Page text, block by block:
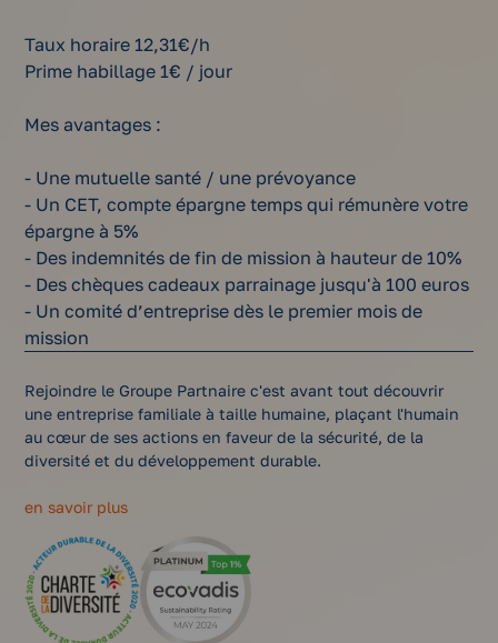
Taux horaire 12,31€/h
Prime habillage 1€ / jour
Mes avantages :
- Une mutuelle santé / une prévoyance
- Un CET, compte épargne temps qui rémunère votre
épargne à 5%
- Des indemnités de fin de mission à hauteur de 10%
- Des chèques cadeaux parrainage jusqu'à 100 euros
- Un comité d’entreprise dès le premier mois de
mission
Rejoindre le Groupe Partnaire c'est avant tout découvrir
une entreprise familiale à taille humaine, plaçant l'humain
au cœur de ses actions en faveur de la sécurité, de la
diversité et du développement durable.
en savoir plus